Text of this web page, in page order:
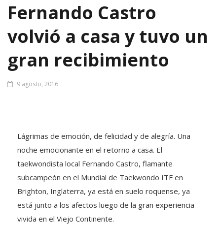
Fernando Castro
volvió a casa y tuvo un
gran recibimiento
9 agosto, 2016
Lágrimas de emoción, de felicidad y de alegría. Una
noche emocionante en el retorno a casa. El
taekwondista local Fernando Castro, flamante
subcampeón en el Mundial de Taekwondo ITF en
Brighton, Inglaterra, ya está en suelo roquense, ya
está junto a los afectos luego de la gran experiencia
vivida en el Viejo Continente.